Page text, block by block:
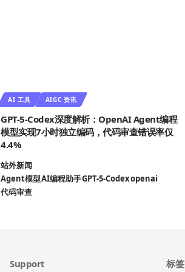
AI 工具 AIGC 资讯
GPT-5-Codex深度解析：OpenAI Agent编程
模型实现7小时独立编码，代码审查错误率仅
4.4%
站外新闻
Agent模型AI编程助手GPT-5-Codexopenai
代码审查
Support 标签